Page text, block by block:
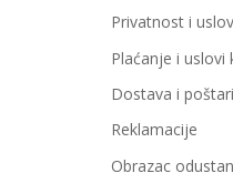
Privatnost i
Plaćanje i uslovi
Dostava i
Reklamacije
Obrazac